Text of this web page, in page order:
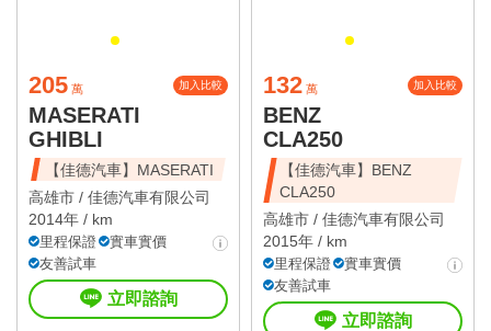
205 萬 加入比較
MASERATI
GHIBLI
【佳德汽車】MASERATI
高雄市 / 佳德汽車有限公司
2014年 / km
里程保證
實車實價
友善試車
立即諮詢
132 萬 加入比較
BENZ
CLA250
【佳德汽車】BENZ
CLA250
高雄市 / 佳德汽車有限公司
2015年 / km
里程保證
實車實價
友善試車
立即諮詢